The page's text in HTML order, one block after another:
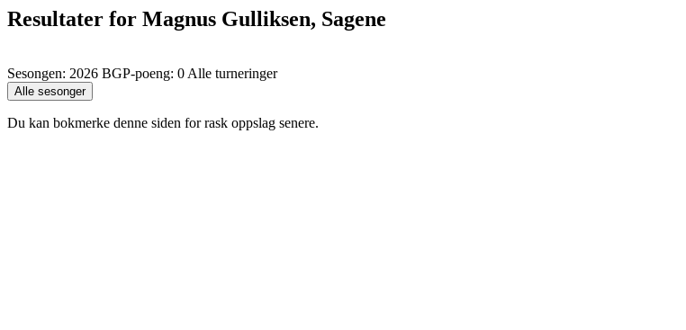
Resultater for Magnus Gulliksen, Sagene
Sesongen: 2026 BGP-poeng: 0 Alle turneringer
Du kan bokmerke denne siden for rask oppslag senere.